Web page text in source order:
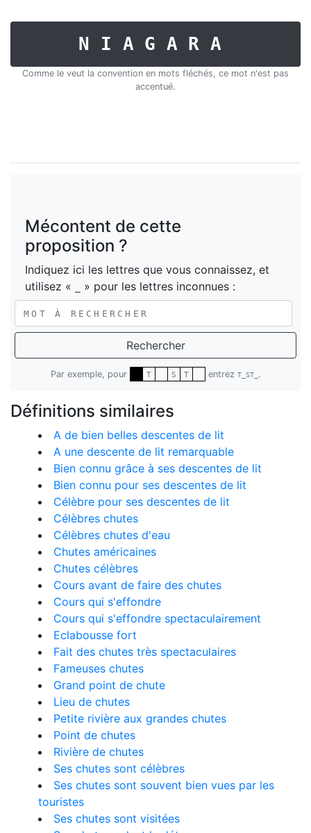
NIAGARA
Comme le veut la convention en mots fléchés, ce mot n'est pas
accentué.
Mécontent de cette
proposition ?
Indiquez ici les lettres que vous connaissez, et
utilisez «
» pour les lettres inconnues :
Rechercher
Par exemple, pour T S T entrez T_ST_ .
Définitions similaires
A de bien belles descentes de lit
A une descente de lit remarquable
Bien connu grâce à ses descentes de lit
Bien connu pour ses descentes de lit
Célèbre pour ses descentes de lit
Célèbres chutes
Célèbres chutes d'eau
Chutes américaines
Chutes célèbres
Cours avant de faire des chutes
Cours qui s'effondre
Cours qui s'effondre spectaculairement
Eclabousse fort
Fait des chutes très spectaculaires
Fameuses chutes
Grand point de chute
Lieu de chutes
Petite rivière aux grandes chutes
Point de chutes
Rivière de chutes
Ses chutes sont célèbres
Ses chutes sont souvent bien vues par les
touristes
Ses chutes sont visitées